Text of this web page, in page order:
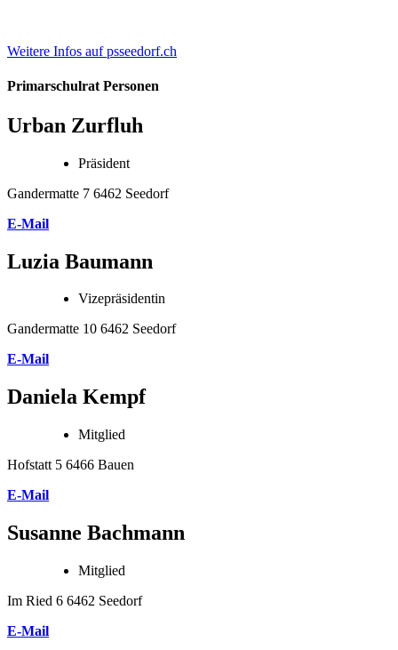
Weitere Infos auf psseedorf.ch
Primarschulrat Personen
Urban Zurfluh
Präsident
Gandermatte 7 6462 Seedorf
E-Mail
Luzia Baumann
Vizepräsidentin
Gandermatte 10 6462 Seedorf
E-Mail
Daniela Kempf
Mitglied
Hofstatt 5 6466 Bauen
E-Mail
Susanne Bachmann
Mitglied
Im Ried 6 6462 Seedorf
E-Mail